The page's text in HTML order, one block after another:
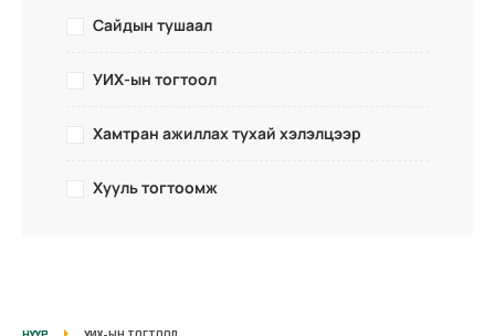
Сайдын тушаал
УИХ-ын тогтоол
Хамтран ажиллах тухай хэлэлцээр
Хууль тогтоомж